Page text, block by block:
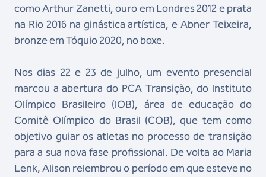
como Arthur Zanetti, ouro em Londres 2012 e prata
na Rio 2016 na ginástica artística, e Abner Teixeira,
bronze em Tóquio 2020, no boxe.
Nos dias 22 e 23 de julho, um evento presencial
marcou a abertura do PCA Transição, do Instituto
Olímpico Brasileiro (IOB), área de educação do
Comitê Olímpico do Brasil (COB), que tem como
objetivo guiar os atletas no processo de transição
para a sua nova fase profissional. De volta ao Maria
Lenk, Alison relembrou o período em que esteve no